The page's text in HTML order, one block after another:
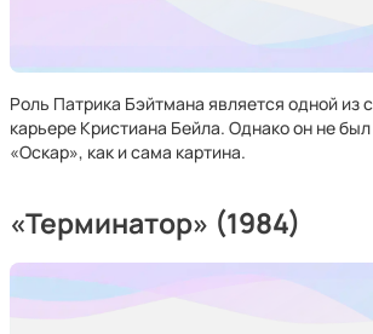
Роль Патрика Бэйтмана является одной из
карьере Кристиана Бейла. Однако он не
«Оскар», как и сама картина.
«Терминатор» (1984)